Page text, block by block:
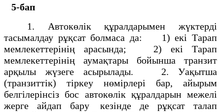
5-бап
1. Автокөлік құралдарымен жүктерді
тасымалдау рұқсат болмаса да: 1) екі Тарап
мемлекеттерінің арасында; 2) екі Тарап
мемлекеттерінің аумақтары бойынша транзит
арқылы жүзеге асырылады. 2. Уақытша
(транзиттік) тіркеу нөмірлері бар, айырым
белгілерінсіз бос автокөлік құралдарын межелі
жерге айдап бару кезінде де рұқсат талап